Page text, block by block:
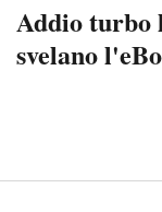
Addio turbo
svelano